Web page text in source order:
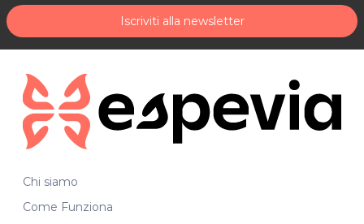
Iscriviti alla newsletter
Chi siamo
Come Funziona